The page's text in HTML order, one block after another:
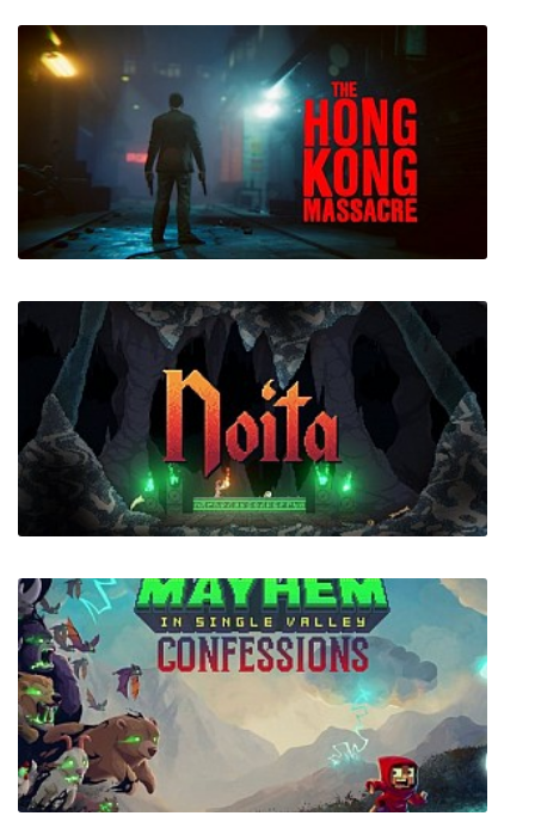
We Need to Go Deeper
The Hong Kong Massacre
Noita